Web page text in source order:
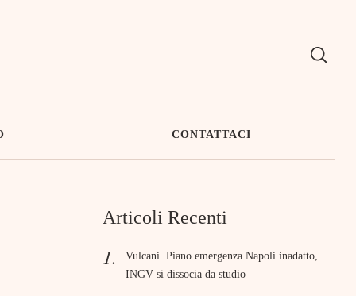
CONTATTACI
Articoli Recenti
Vulcani. Piano emergenza Napoli inadatto,
INGV si dissocia da studio